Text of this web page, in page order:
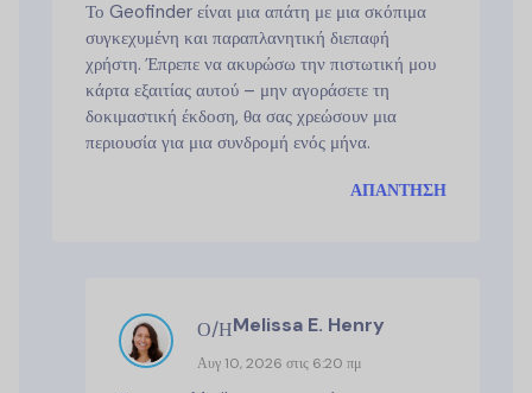
Το Geofinder είναι μια απάτη με μια σκόπιμα
συγκεχυμένη και παραπλανητική διεπαφή
χρήστη. Έπρεπε να ακυρώσω την πιστωτική μου
κάρτα εξαιτίας αυτού – μην αγοράσετε τη
δοκιμαστική έκδοση, θα σας χρεώσουν μια
περιουσία για μια συνδρομή ενός μήνα.
ΑΠΆΝΤΗΣΗ
Ο/ΗMelissa E. Henry
Αυγ 10, 2026 στις 6:20 πμ